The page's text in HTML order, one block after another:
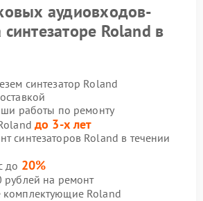
аудиовходов-
Roland в
синтезатор Roland
работы по ремонту
до 3-х лет
синтезаторов Roland в течении
до 20%
рублей на ремонт
Roland